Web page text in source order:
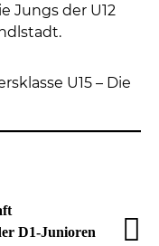
Jungs der U12
U15 – Die
D1-Junioren